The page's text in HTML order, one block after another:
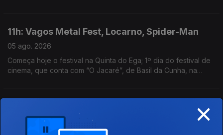
11h: Vagos Metal Fest, Locarno, Spider-Man
05 ago. 2026
Começa hoje o festival na Quinta do Ega; 1º dia do festival de
cinema, que conta com “O Jacaré”, de Basil da Cunha, na
14h: Sam Fender & Olivia Dean; Cartografias;
Traça
04 ago. 2026
×